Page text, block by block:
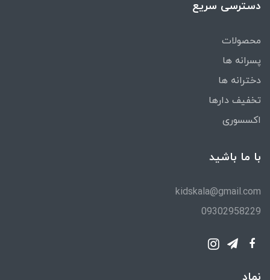
دسترسی سریع
محصولات
پسرانه ها
دخترانه ها
تخفیف دارها
اکسسوری
با ما باشید
kidskala@gmail.com
09302958229